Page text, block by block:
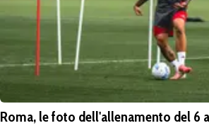
Roma, le foto dell'allenamento del 6